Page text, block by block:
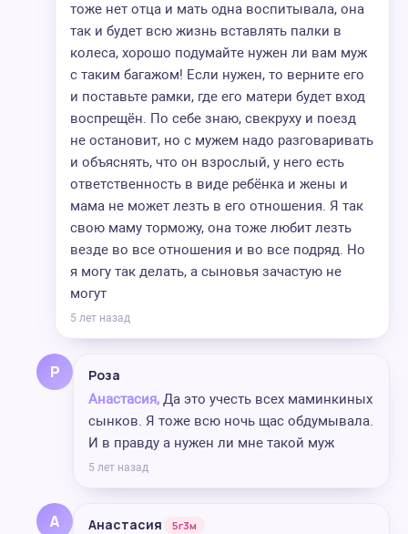
тоже нет отца и мать одна воспитывала, она
так и будет всю жизнь вставлять палки в
колеса, хорошо подумайте нужен ли вам муж
с таким багажом! Если нужен, то верните его
и поставьте рамки, где его матери будет вход
воспрещён. По себе знаю, свекруху и поезд
не остановит, но с мужем надо разговаривать
и объяснять, что он взрослый, у него есть
ответственность в виде ребёнка и жены и
мама не может лезть в его отношения. Я так
свою маму торможу, она тоже любит лезть
везде во все отношения и во все подряд. Но
я могу так делать, а сыновья зачастую не
могут
5 лет назад
Р Роза
Анастасия, Да это учесть всех маминкиных
сынков. Я тоже всю ночь щас обдумывала.
И в правду а нужен ли мне такой муж
5 лет назад
А Анастасия 5г3м